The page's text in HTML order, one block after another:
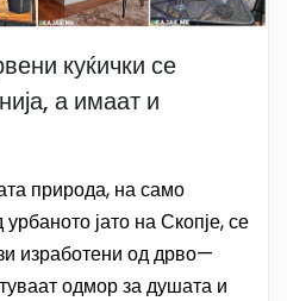
куќички се
а имаат и
природа, на само
јато на Скопје, се
изработени од дрво—
одмор за душата и